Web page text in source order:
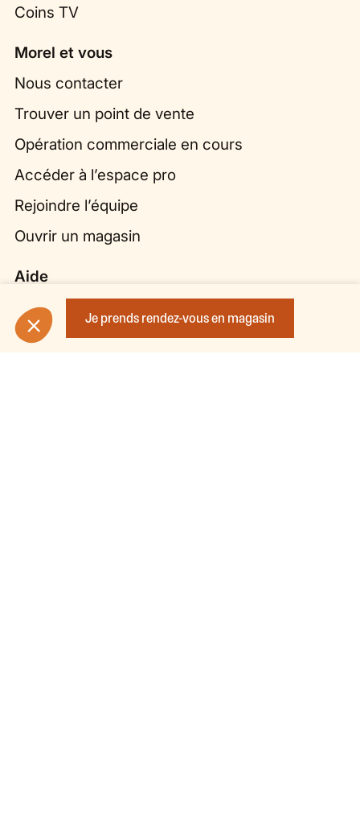
Je prends rendez-vous en magasin
Coins TV
Morel et vous
Nous contacter
Trouver un point de vente
Opération commerciale en cours
Accéder à l’espace pro
Rejoindre l’équipe
Ouvrir un magasin
Aide
Plan du site
Entretien de ma cuisine